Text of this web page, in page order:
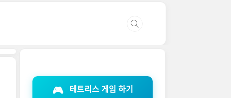
🎮 테트리스 게임 하기